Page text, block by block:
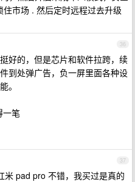
市场 . 然后定时远程过去升级
36
好的，但是芯片和软件拉跨，续
到处弹广告，负一屏里面各种设
。
一笔
37
米 pad pro 不错，我买过是真的